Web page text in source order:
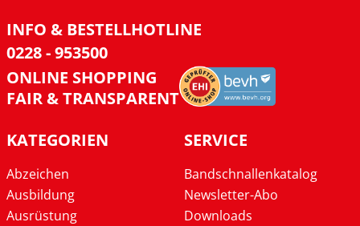
INFO & BESTELLHOTLINE
0228 - 953500
ONLINE SHOPPING
FAIR & TRANSPARENT
KATEGORIEN
Abzeichen
Ausbildung
Ausrüstung
SERVICE
Bandschnallenkatalog
Newsletter-Abo
Downloads